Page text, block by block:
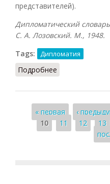
представителей).
Дипломатический
С. А. Лозовский. М., 1948.
Tags:
Дипломатия
Подробнее
Страницы
« первая ‹
10
11 12 13